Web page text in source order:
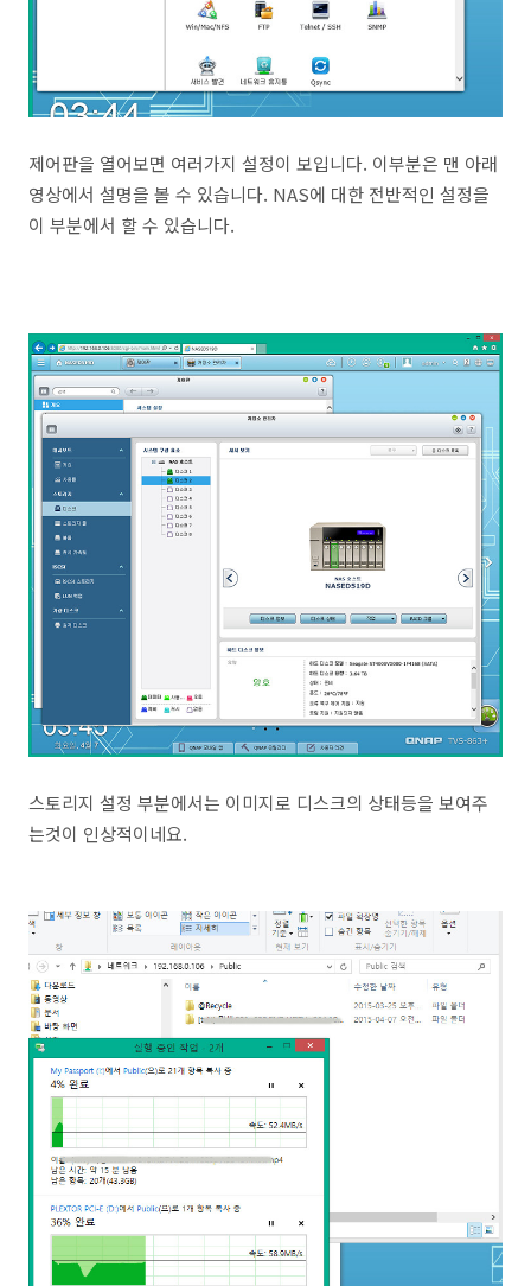
제어판을 열어보면 여러가지 설정이 보입니다. 이부분은 맨 아래
영상에서 설명을 볼 수 있습니다. NAS에 대한 전반적인 설정을
이 부분에서 할 수 있습니다.
스토리지 설정 부분에서는 이미지로 디스크의 상태등을 보여주
는것이 인상적이네요.